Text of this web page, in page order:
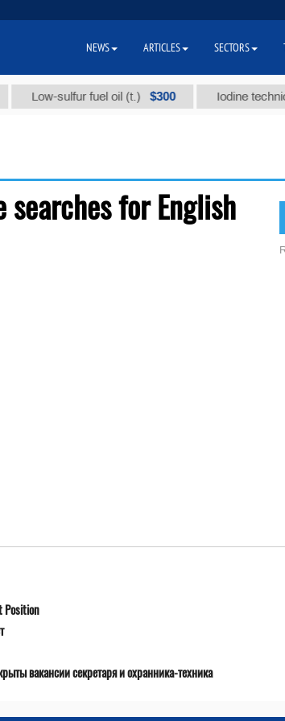
Low-sulfur fuel oil (t.) $300 Iodine
for English
Position
вакансии секретаря и охранника-техника
NEWS ARTICLES SECTORS